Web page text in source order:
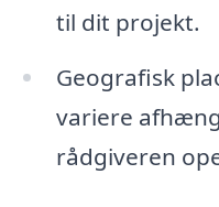
til dit projekt.
Geografisk
variere
rådgiveren